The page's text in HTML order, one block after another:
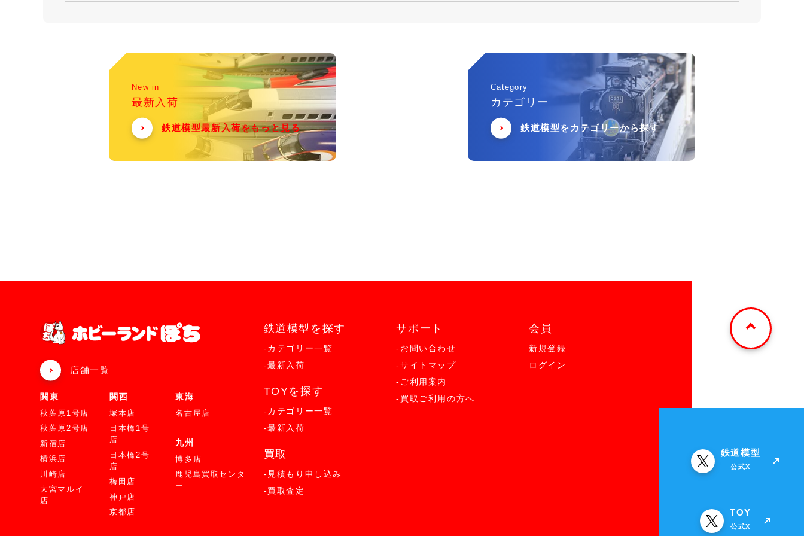
New in
最新入荷
鉄道模型最新入荷をもっと見る
Category
カテゴリー
鉄道模型をカテゴリーから探す
店舗一覧
関東
秋葉原1号店
秋葉原2号店
新宿店
横浜店
川崎店
大宮マルイ
店
関西
塚本店
日本橋1号
店
日本橋2号
店
梅田店
神戸店
京都店
東海
名古屋店
九州
博多店
鹿児島買取センタ
ー
鉄道模型を探す
-カテゴリー一覧
-最新入荷
TOYを探す
-カテゴリー一覧
-最新入荷
買取
-見積もり申し込み
-買取査定
サポート
-お問い合わせ
-サイトマップ
-ご利用案内
-買取ご利用の方へ
会員
新規登録
ログイン
鉄道模型
公式X
TOY
公式X